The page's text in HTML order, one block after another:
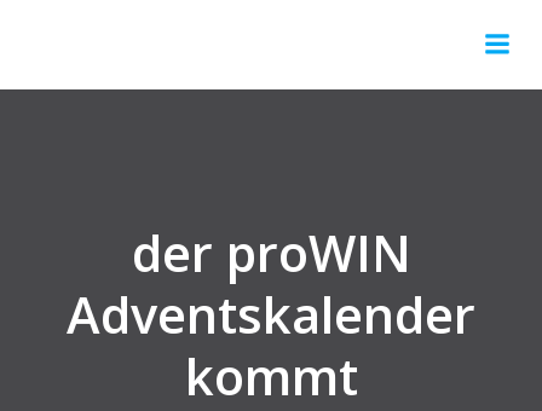
der proWIN
Adventskalender
kommt